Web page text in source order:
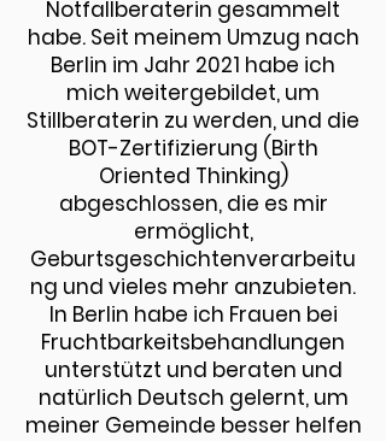
Notfallberaterin gesammelt
habe. Seit meinem Umzug nach
Berlin im Jahr 2021 habe ich
mich weitergebildet, um
Stillberaterin zu werden, und die
BOT-Zertifizierung (Birth
Oriented Thinking)
abgeschlossen, die es mir
ermöglicht,
Geburtsgeschichtenverarbeitu
ng und vieles mehr anzubieten.
In Berlin habe ich Frauen bei
Fruchtbarkeitsbehandlungen
unterstützt und beraten und
natürlich Deutsch gelernt, um
meiner Gemeinde besser helfen